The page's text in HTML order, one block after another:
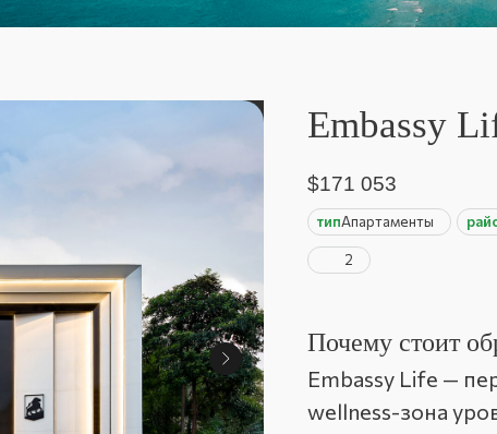
Embassy
$171 053
типАпартаменты
2
Почему стоит
Embassy Life —
wellness-зона